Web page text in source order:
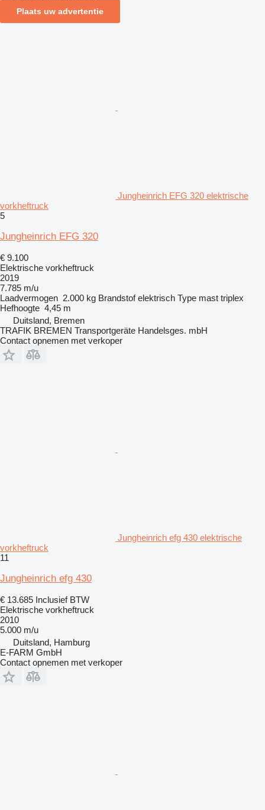
Plaats uw advertentie
Jungheinrich EFG 320 elektrische
vorkheftruck
5
Jungheinrich EFG 320
€ 9.100
Elektrische vorkheftruck
2019
7.785 m/u
Laadvermogen 2.000 kg Brandstof elektrisch Type mast triplex
Hefhoogte 4,45 m
Duitsland, Bremen
TRAFIK BREMEN Transportgeräte Handelsges. mbH
Contact opnemen met verkoper
Jungheinrich efg 430 elektrische
vorkheftruck
11
Jungheinrich efg 430
€ 13.685 Inclusief BTW
Elektrische vorkheftruck
2010
5.000 m/u
Duitsland, Hamburg
E-FARM GmbH
Contact opnemen met verkoper